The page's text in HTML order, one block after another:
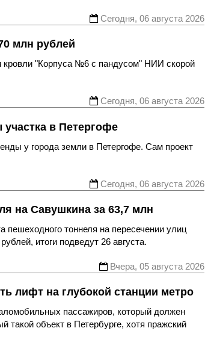
Сегодня, 06 августа 2026
млн рублей
кровли "Корпуса №6 с пандусом" НИИ скорой
Сегодня, 06 августа 2026
в Петергофе
у города земли в Петергофе. Сам проект
Сегодня, 06 августа 2026
на Савушкина за 63,7 млн
тоннеля на пересечении улиц
итоги подведут 26 августа.
Вчера, 05 августа 2026
лифт на глубокой станции метро
пассажиров, который должен
такой объект в Петербурге, хотя пражский